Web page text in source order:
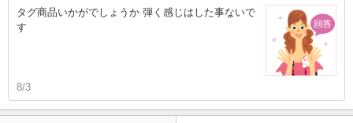
タグ商品いかがでしょうか 弾く感じはした事ないで
す
8/3